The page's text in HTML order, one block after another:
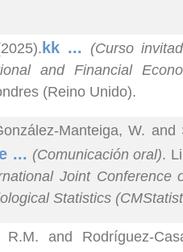
kk ... (Curso
and Financial
(Reino Unido).
Manteiga, W.
... (Comunicación oral).
Joint Conference
Statistics
and Rodríguez-